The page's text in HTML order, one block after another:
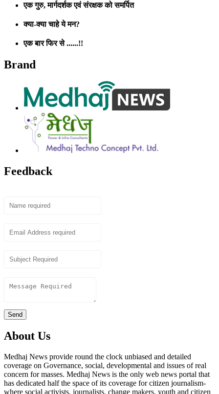
एक गुरु, मार्गदर्शक एवं संरक्षक को समर्पित
क्या-क्या चाहे ये मन?
एक बार फिर से ......!!
Brand
Feedback
Send
About Us
Medhaj News provide round the clock unbiased and detailed
coverage on Governance, social, developmental and issues of real
concern for masses. Medhaj News is the only web news portal that
has dedicated half the space of its coverage for citizen journalism-
where social activists, journalists, change makers, youth and citizen